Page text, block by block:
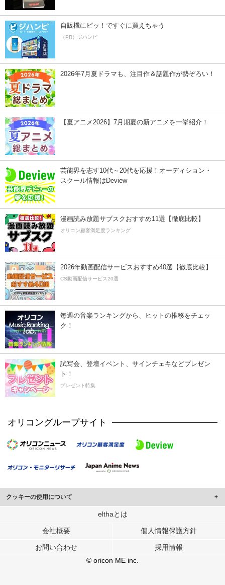
自販機にピッ！ですぐに買えちゃう
（PR）ジハンピ
2026年7月夏ドラマも、注目作＆話題作が勢ぞろい！
【夏アニメ2026】7月期夏の新アニメを一挙紹介！
芸能界を志す10代～20代を応援！オーディション・
スクール情報はDeview
漫画読み放題サブスクおすすめ11選【徹底比較】
オリコン顧客満足度ランキング
2026年動画配信サービスおすすめ40選【徹底比較】
CS動画配信サービス20選
毎週の音楽ランキングから、ヒットの推移をチェッ
ク！
試写会、登壇イベント、サインチェキなどプレゼン
ト！
プレゼント特集
オリコングループサイト
クッキーの使用について
このサイトでは Cookie を使用して、ユーザーに合わせたコンテンツや広告の
行っています。
メディアや広告配信、データ解析の各パートナーに提供しています。
各パートナーは、この情報とユーザーが各パートナーに提供した他の情報や、
ユーザーが各パートナーのサービスを使用したときに収集した他の情報を組み
elthaとは
会社概要 個人情報保護方針
お問い合わせ
採用情報
© oricon ME inc.